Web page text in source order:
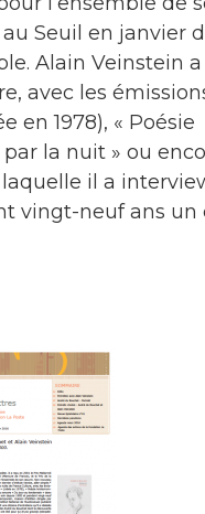
Seuil en janvier
Alain Veinstein
avec les
en 1978), « Poésie
la nuit » ou
il a
vingt-neuf ans un